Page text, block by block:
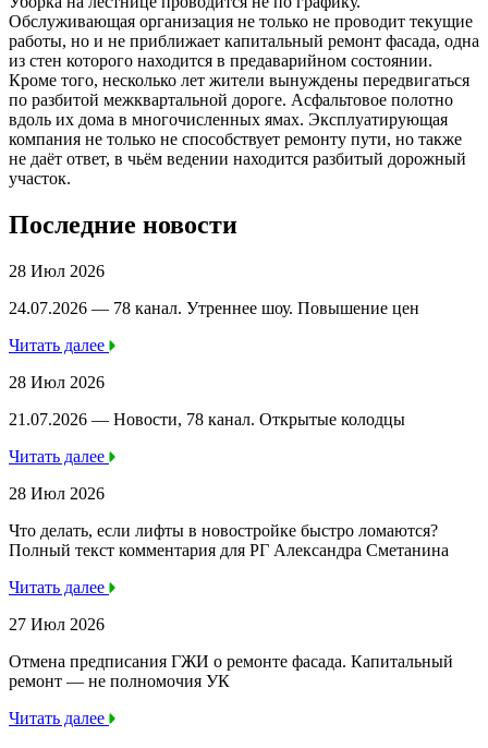
Обслуживающая организация не только не проводит текущие
работы, но и не приближает капитальный ремонт фасада, одна
из стен которого находится в предаварийном состоянии.
Кроме того, несколько лет жители вынуждены передвигаться
по разбитой межквартальной дороге. Асфальтовое полотно
вдоль их дома в многочисленных ямах. Эксплуатирующая
компания не только не способствует ремонту пути, но также
не даёт ответ, в чьём ведении находится разбитый дорожный
участок.
Последние новости
28 Июл 2026
24.07.2026 — 78 канал. Утреннее шоу. Повышение цен
Читать далее
28 Июл 2026
21.07.2026 — Новости, 78 канал. Открытые колодцы
Читать далее
28 Июл 2026
Что делать, если лифты в новостройке быстро ломаются?
Полный текст комментария для РГ Александра Сметанина
Читать далее
27 Июл 2026
Отмена предписания ГЖИ о ремонте фасада. Капитальный
ремонт — не полномочия УК
Читать далее